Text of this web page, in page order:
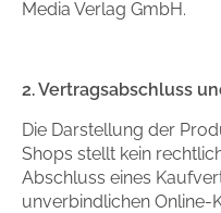
Man
Zum
Gib dem
Indigo Wild -
Media Verlag GmbH.
2. Vertragsabschluss
Die Darstellung der
Shops stellt kein
Abschluss eines
unverbindlichen Online-